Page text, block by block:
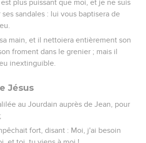
aux USA et C anada.
Jésus
de lui, dit : Si tu es Fils de
deviennent des pains.
dit : il est écrit : "L'homme ne vivra pas
de toute parole qui sort de la